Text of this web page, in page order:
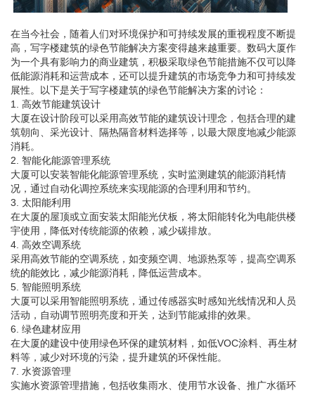
在当今社会，随着人们对环境保护和可持续发展的重视程度不断提
高，写字楼建筑的绿色节能解决方案变得越来越重要。数码大厦作
为一个具有影响力的商业建筑，积极采取绿色节能措施不仅可以降
低能源消耗和运营成本，还可以提升建筑的市场竞争力和可持续发
展性。以下是关于写字楼建筑的绿色节能解决方案的讨论：
1. 高效节能建筑设计
大厦在设计阶段可以采用高效节能的建筑设计理念，包括合理的建
筑朝向、采光设计、隔热隔音材料选择等，以最大限度地减少能源
消耗。
2. 智能化能源管理系统
大厦可以安装智能化能源管理系统，实时监测建筑的能源消耗情
况，通过自动化调控系统来实现能源的合理利用和节约。
3. 太阳能利用
在大厦的屋顶或立面安装太阳能光伏板，将太阳能转化为电能供楼
宇使用，降低对传统能源的依赖，减少碳排放。
4. 高效空调系统
采用高效节能的空调系统，如变频空调、地源热泵等，提高空调系
统的能效比，减少能源消耗，降低运营成本。
5. 智能照明系统
大厦可以采用智能照明系统，通过传感器实时感知光线情况和人员
活动，自动调节照明亮度和开关，达到节能减排的效果。
6. 绿色建材应用
在大厦的建设中使用绿色环保的建筑材料，如低VOC涂料、再生材
料等，减少对环境的污染，提升建筑的环保性能。
7. 水资源管理
实施水资源管理措施，包括收集雨水、使用节水设备、推广水循环